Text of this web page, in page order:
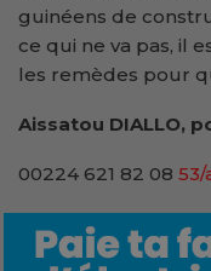
guinéens de
ce qui ne va pas, il
les remèdes pour
Aissatou DIALLO,
00224 621 82 08